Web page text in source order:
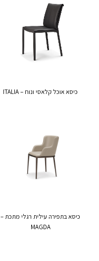
כיסא אוכל קלאסי ונוח – ITALIA
כיסא בתפירה עילית רגלי מתכת –
MAGDA